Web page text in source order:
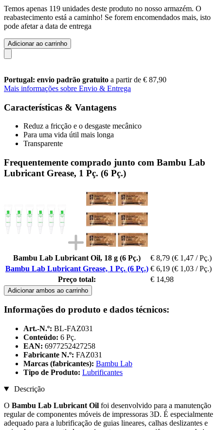
Temos apenas 119 unidades deste produto no nosso armazém. O
reabastecimento está a caminho! Se forem encomendados mais, isto
pode afetar a data de entrega
Adicionar ao carrinho
Portugal: envio padrão gratuito a partir de € 87,90
Mais informações sobre Envio & Entrega
Características & Vantagens
Reduz a fricção e o desgaste mecânico
Para uma vida útil mais longa
Transparente
Frequentemente comprado junto com Bambu Lab
Lubricant Grease, 1 Pç. (6 Pç.)
Bambu Lab Lubricant Oil, 18 g (6 Pç.) € 8,79 (€ 1,47 / Pç.)
Bambu Lab Lubricant Grease, 1 Pç. (6 Pç.) € 6,19 (€ 1,03 / Pç.)
Preço total:
€ 14,98
Adicionar ambos ao carrinho
Informações do produto e dados técnicos:
Art.-N.º: BL-FAZ031
Conteúdo: 6 Pç.
EAN: 6977252427258
Fabricante N.º: FAZ031
Marcas (fabricantes): Bambu Lab
Tipo de Produto: Lubrificantes
Descrição
O Bambu Lab Lubricant Oil foi desenvolvido para a manutenção
regular de componentes móveis de impressoras 3D. É especialmente
adequado para a lubrificação de guias lineares, calhas deslizantes e